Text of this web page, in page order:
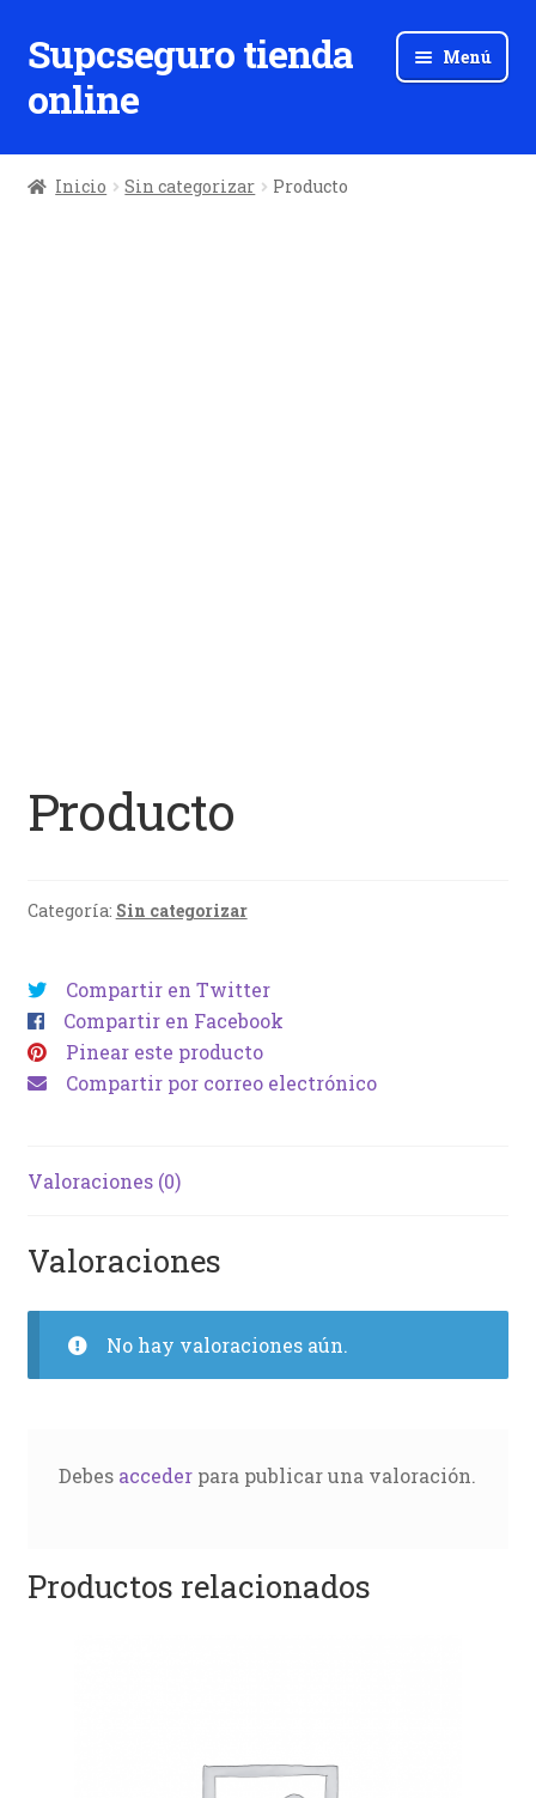
Ir
a
la
Ir
al
contenido
Supcseguro tienda
online
Menú
Inicio Sin categorizar Producto
Producto
Categoría: Sin categorizar
Compartir en Twitter
Compartir en Facebook
Pinear este producto
Compartir por correo electrónico
Valoraciones (0)
Valoraciones
No hay valoraciones aún.
Debes accederpara publicar una valoración.
Productos relacionados